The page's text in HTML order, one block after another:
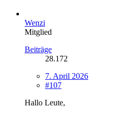
Wenzi
Mitglied
Beiträge
28.172
7. April 2026
#107
Hallo Leute,